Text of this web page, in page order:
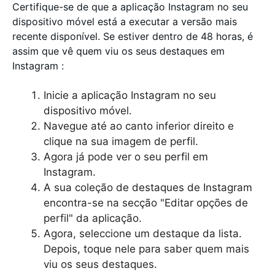
Certifique-se de que a aplicação Instagram no seu
dispositivo móvel está a executar a versão mais
recente disponível. Se estiver dentro de 48 horas, é
assim que vê quem viu os seus destaques em
Instagram :
Inicie a aplicação Instagram no seu
dispositivo móvel.
Navegue até ao canto inferior direito e
clique na sua imagem de perfil.
Agora já pode ver o seu perfil em
Instagram.
A sua coleção de destaques de Instagram
encontra-se na secção "Editar opções de
perfil" da aplicação.
Agora, seleccione um destaque da lista.
Depois, toque nele para saber quem mais
viu os seus destaques.